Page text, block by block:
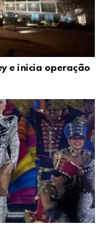
e inicia operação